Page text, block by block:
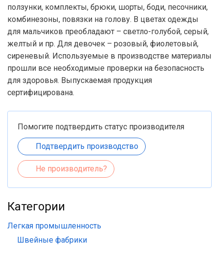
ползунки, комплекты, брюки, шорты, боди, песочники,
комбинезоны, повязки на голову. В цветах одежды
для мальчиков преобладают – светло-голубой, серый,
желтый и пр. Для девочек – розовый, фиолетовый,
сиреневый. Используемые в производстве материалы
прошли все необходимые проверки на безопасность
для здоровья. Выпускаемая продукция
сертифицирована.
Помогите подтвердить статус производителя
Подтвердить производство
Не производитель?
Категории
Легкая промышленность
Швейные фабрики